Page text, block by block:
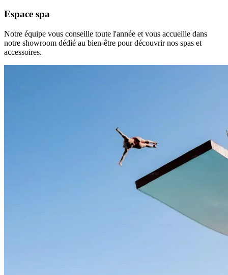
Espace spa
Notre équipe vous conseille toute l'année et vous accueille dans
notre showroom dédié au bien-être pour découvrir nos spas et
accessoires.